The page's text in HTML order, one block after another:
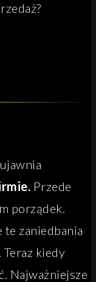
Przede
porządek.
zaniedbania
Teraz kiedy
Najważniejsze